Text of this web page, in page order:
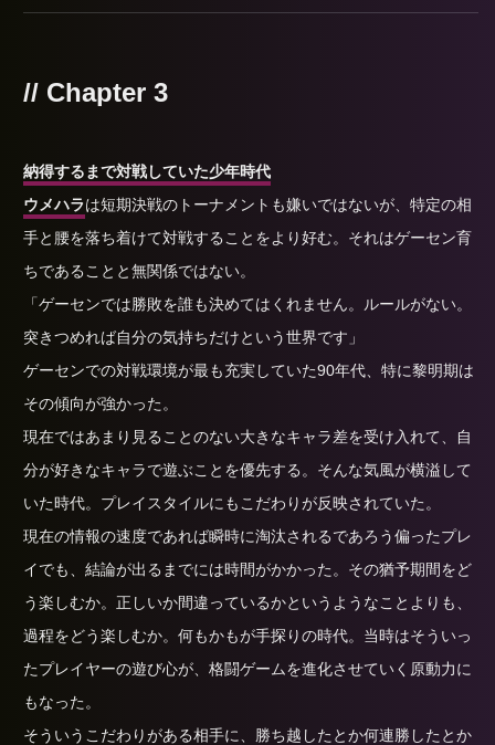
// Chapter 3
納得するまで対戦していた少年時代
ウメハラは短期決戦のトーナメントも嫌いではないが、特定の相
手と腰を落ち着けて対戦することをより好む。それはゲーセン育
ちであることと無関係ではない。
「ゲーセンでは勝敗を誰も決めてはくれません。ルールがない。
突きつめれば自分の気持ちだけという世界です」
ゲーセンでの対戦環境が最も充実していた90年代、特に黎明期は
その傾向が強かった。
現在ではあまり見ることのない大きなキャラ差を受け入れて、自
分が好きなキャラで遊ぶことを優先する。そんな気風が横溢して
いた時代。プレイスタイルにもこだわりが反映されていた。
現在の情報の速度であれば瞬時に淘汰されるであろう偏ったプレ
イでも、結論が出るまでには時間がかかった。その猶予期間をど
う楽しむか。正しいか間違っているかというようなことよりも、
過程をどう楽しむか。何もかもが手探りの時代。当時はそういっ
たプレイヤーの遊び心が、格闘ゲームを進化させていく原動力に
もなった。
そういうこだわりがある相手に、勝ち越したとか何連勝したとか